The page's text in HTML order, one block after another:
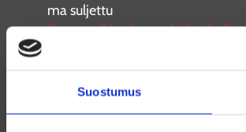
Suostumus
ma suljettu
Katso poikkeukset aukioloaikoihin
Aikuiset
Lapset (7–17v)